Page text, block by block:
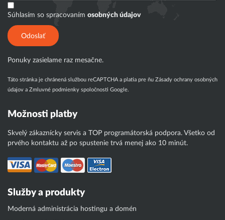
Súhlasím so spracovaním osobných údajov
Odoslať
Ponuky zasielame raz mesačne.
Táto stránka je chránená službou reCAPTCHA a platia pre ňu Zásady ochrany osobných
údajov a Zmluvné podmienky spoločnosti Google.
Možnosti platby
Skvelý zákaznícky servis a TOP programátorská podpora. Všetko od
prvého kontaktu až po spustenie trvá menej ako 10 minút.
Služby a produkty
Moderná administrácia hostingu a domén